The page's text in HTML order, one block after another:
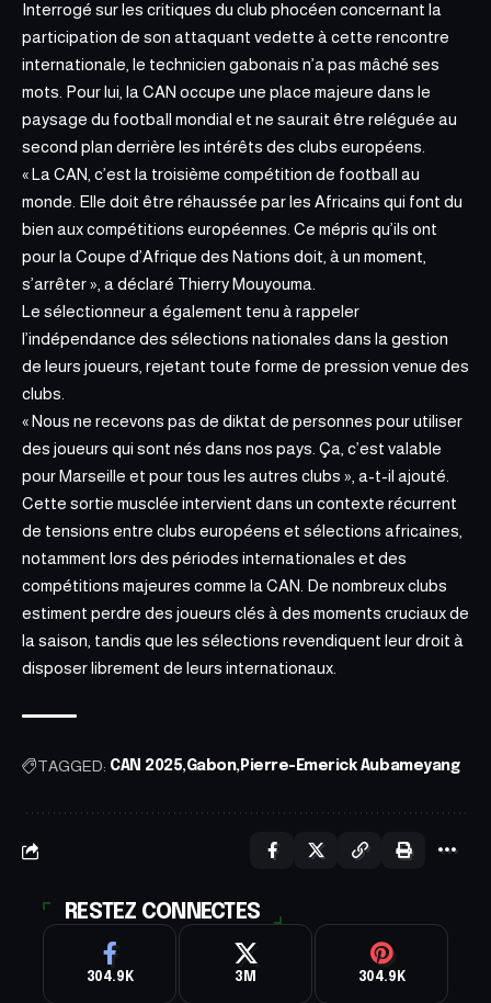
Interrogé sur les critiques du club phocéen concernant la
participation de son attaquant vedette à cette rencontre
internationale, le technicien gabonais n’a pas mâché ses
mots. Pour lui, la CAN occupe une place majeure dans le
paysage du football mondial et ne saurait être reléguée au
second plan derrière les intérêts des clubs européens.
«La CAN , c’est la troisième compétition de football au
monde. Elle doit être réhaussée par les Africains qui font du
bien aux compétitions européennes. Ce mépris qu’ils ont
pour la Coupe d’Afrique des Nations doit, à un moment,
s’arrêter », a déclaré Thierry Mouyouma.
Le sélectionneur a également tenu à rappeler
l’indépendance des sélections nationales dans la gestion
de leurs joueurs, rejetant toute forme de pression venue des
clubs.
« Nous ne recevons pas de diktat de personnes pour utiliser
des joueurs qui sont nés dans nos pays. Ça, c’est valable
pour Marseille et pour tous les autres clubs », a-t-il ajouté.
Cette sortie musclée intervient dans un contexte récurrent
de tensions entre clubs européens et sélections africaines,
notamment lors des périodes internationales et des
compétitions majeures comme la CAN. De nombreux clubs
estiment perdre des joueurs clés à des moments cruciaux de
la saison, tandis que les sélections revendiquent leur droit à
disposer librement de leurs internationaux.
TAGGED: CAN 2025 Gabon Pierre-Emerick Aubameyang
RESTEZ CONNECTES
304.9K 3M 304.9K